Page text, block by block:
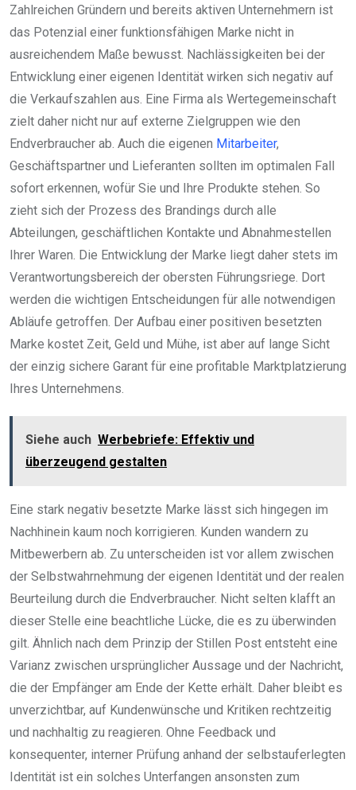
Zahlreichen Gründern und bereits aktiven Unternehmern ist
das Potenzial einer funktionsfähigen Marke nicht in
ausreichendem Maße bewusst. Nachlässigkeiten bei der
Entwicklung einer eigenen Identität wirken sich negativ auf
die Verkaufszahlen aus. Eine Firma als Wertegemeinschaft
zielt daher nicht nur auf externe Zielgruppen wie den
Endverbraucher ab. Auch die eigenen Mitarbeiter,
Geschäftspartner und Lieferanten sollten im optimalen Fall
sofort erkennen, wofür Sie und Ihre Produkte stehen. So
zieht sich der Prozess des Brandings durch alle
Abteilungen, geschäftlichen Kontakte und Abnahmestellen
Ihrer Waren. Die Entwicklung der Marke liegt daher stets im
Verantwortungsbereich der obersten Führungsriege. Dort
werden die wichtigen Entscheidungen für alle notwendigen
Abläufe getroffen. Der Aufbau einer positiven besetzten
Marke kostet Zeit, Geld und Mühe, ist aber auf lange Sicht
der einzig sichere Garant für eine profitable Marktplatzierung
Ihres Unternehmens.
Siehe auch Werbebriefe: Effektiv und
überzeugend gestalten
Eine stark negativ besetzte Marke lässt sich hingegen im
Nachhinein kaum noch korrigieren. Kunden wandern zu
Mitbewerbern ab. Zu unterscheiden ist vor allem zwischen
der Selbstwahrnehmung der eigenen Identität und der realen
Beurteilung durch die Endverbraucher. Nicht selten klafft an
dieser Stelle eine beachtliche Lücke, die es zu überwinden
gilt. Ähnlich nach dem Prinzip der Stillen Post entsteht eine
Varianz zwischen ursprünglicher Aussage und der Nachricht,
die der Empfänger am Ende der Kette erhält. Daher bleibt es
unverzichtbar, auf Kundenwünsche und Kritiken rechtzeitig
und nachhaltig zu reagieren. Ohne Feedback und
konsequenter, interner Prüfung anhand der selbstauferlegten
Identität ist ein solches Unterfangen ansonsten zum